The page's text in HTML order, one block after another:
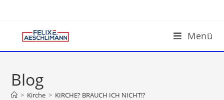
Menü
Blog
> Kirche > KIRCHE? BRAUCH ICH NICHT!?